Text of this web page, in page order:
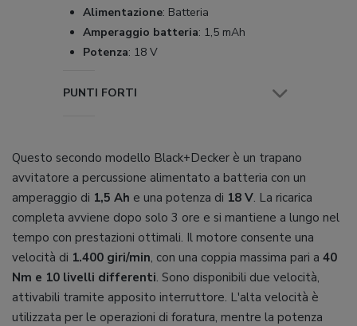
Alimentazione: Batteria
Amperaggio batteria: 1,5 mAh
Potenza: 18 V
PUNTI FORTI
Questo secondo modello Black+Decker è un trapano
avvitatore a percussione alimentato a batteria con un
amperaggio di 1,5 Ah e una potenza di 18 V. La ricarica
completa avviene dopo solo 3 ore e si mantiene a lungo nel
tempo con prestazioni ottimali. Il motore consente una
velocità di 1.400 giri/min, con una coppia massima pari a 40
Nm e 10 livelli differenti. Sono disponibili due velocità,
attivabili tramite apposito interruttore. L'alta velocità è
utilizzata per le operazioni di foratura, mentre la potenza